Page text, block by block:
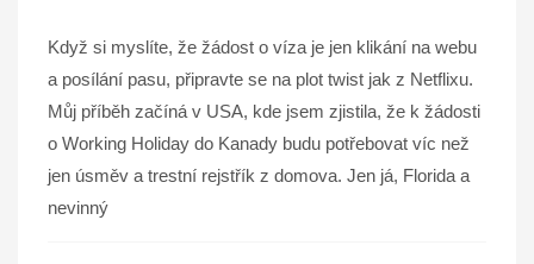
Když si myslíte, že žádost o víza je jen klikání na webu
a posílání pasu, připravte se na plot twist jak z Netflixu.
Můj příběh začíná v USA, kde jsem zjistila, že k žádosti
o Working Holiday do Kanady budu potřebovat víc než
jen úsměv a trestní rejstřík z domova. Jen já, Florida a
nevinný